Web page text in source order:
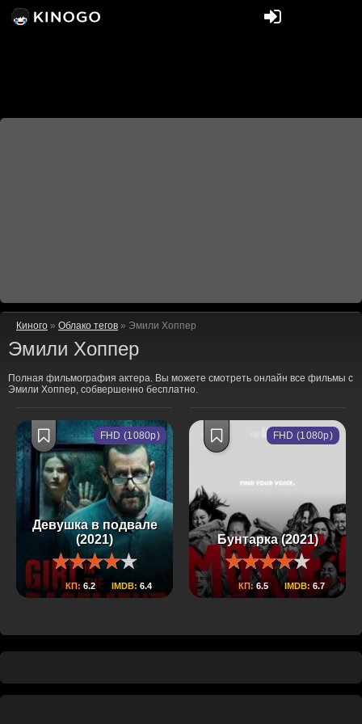
Киного » Облако тегов » Эмили Хоппер
Эмили Хоппер
Полная фильмография актера. Вы можете смотреть онлайн все фильмы с
Эмили Хоппер, собвершенно бесплатно.
Девушка в подвале
(2021)
КП:6.2 IMDB: 6.4
FHD (1080p)
Бунтарка (2021)
КП:6.5 IMDB: 6.7
FHD (1080p)